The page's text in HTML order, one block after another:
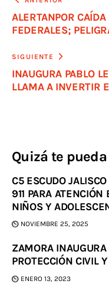
ALERTANPOR
FEDERALES;
SIGUIENTE
INAUGURA PABLO
LLAMA A INVERTIR
Quizá te
C5 ESCUDO
911 PARA
NIÑOS Y
NOVIEMBRE 25, 2025
ZAMORA
PROTECCIÓN CIVIL
ENERO 13, 2023